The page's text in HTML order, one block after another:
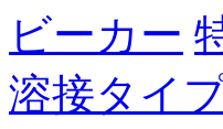
ビーカー
溶接タイ